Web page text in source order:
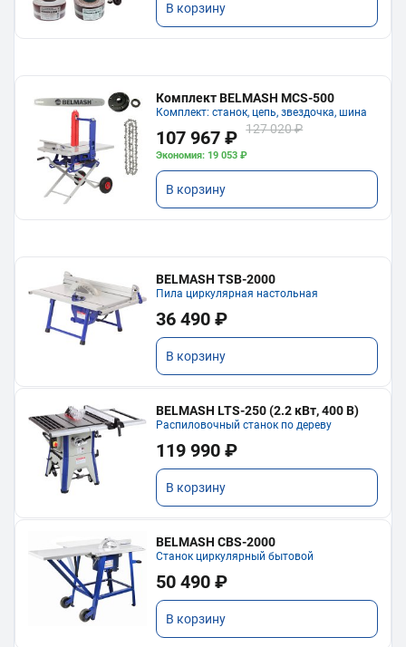
В корзину
Комплект BELMASH MCS-500
Комплект: станок, цепь, звездочка, шина
107 967 ₽ 127 020 ₽
Экономия: 19 053 ₽
В корзину
BELMASH TSB-2000
Пила циркулярная настольная
36 490 ₽
В корзину
BELMASH LTS-250 (2.2 кВт, 400 В)
Распиловочный станок по дереву
119 990 ₽
В корзину
BELMASH CBS-2000
Станок циркулярный бытовой
50 490 ₽
В корзину